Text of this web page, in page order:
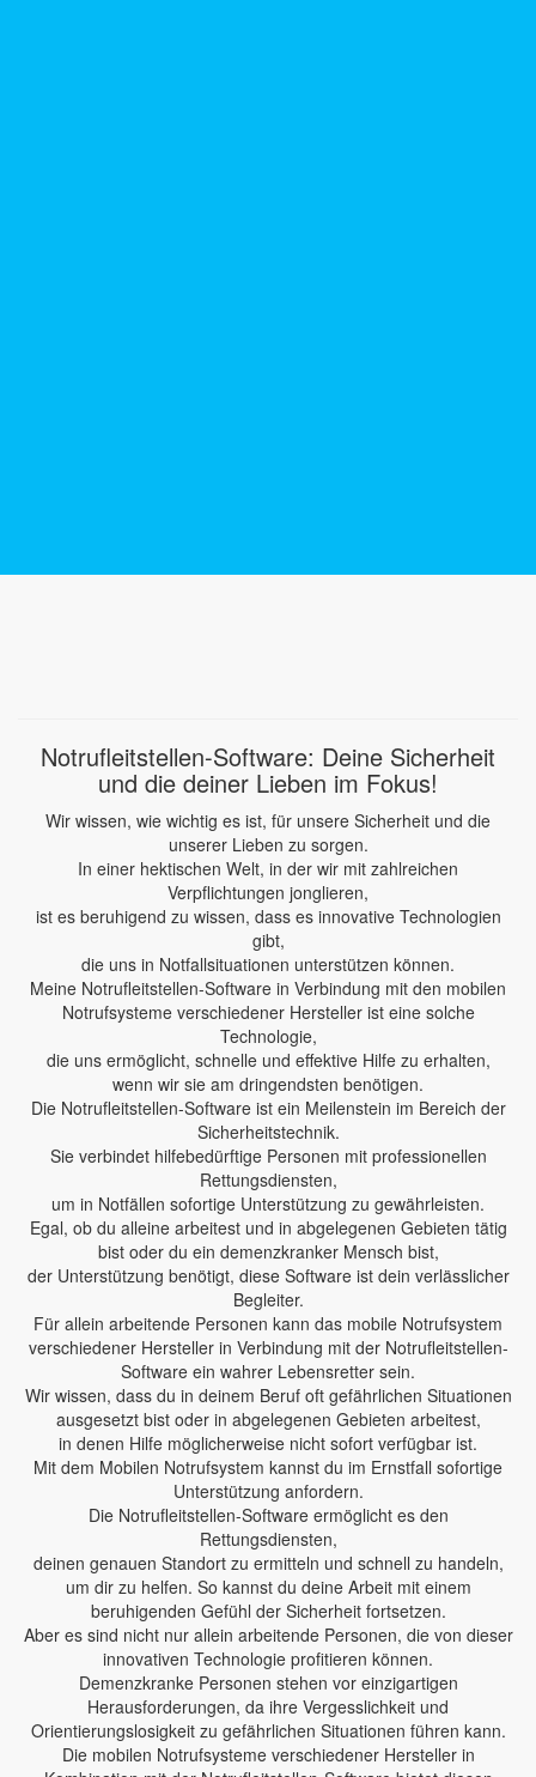
Notrufleitstellen-Software: Deine Sicherheit
und die deiner Lieben im Fokus!
Wir wissen, wie wichtig es ist, für unsere Sicherheit und die
unserer Lieben zu sorgen.
In einer hektischen Welt, in der wir mit zahlreichen
Verpflichtungen jonglieren,
ist es beruhigend zu wissen, dass es innovative Technologien
gibt,
die uns in Notfallsituationen unterstützen können.
Meine Notrufleitstellen-Software in Verbindung mit den mobilen
Notrufsysteme verschiedener Hersteller ist eine solche
Technologie,
die uns ermöglicht, schnelle und effektive Hilfe zu erhalten,
wenn wir sie am dringendsten benötigen.
Die Notrufleitstellen-Software ist ein Meilenstein im Bereich der
Sicherheitstechnik.
Sie verbindet hilfebedürftige Personen mit professionellen
Rettungsdiensten,
um in Notfällen sofortige Unterstützung zu gewährleisten.
Egal, ob du alleine arbeitest und in abgelegenen Gebieten tätig
bist oder du ein demenzkranker Mensch bist,
der Unterstützung benötigt, diese Software ist dein verlässlicher
Begleiter.
Für allein arbeitende Personen kann das mobile Notrufsystem
verschiedener Hersteller in Verbindung mit der Notrufleitstellen-
Software ein wahrer Lebensretter sein.
Wir wissen, dass du in deinem Beruf oft gefährlichen Situationen
ausgesetzt bist oder in abgelegenen Gebieten arbeitest,
in denen Hilfe möglicherweise nicht sofort verfügbar ist.
Mit dem Mobilen Notrufsystem kannst du im Ernstfall sofortige
Unterstützung anfordern.
Die Notrufleitstellen-Software ermöglicht es den
Rettungsdiensten,
deinen genauen Standort zu ermitteln und schnell zu handeln,
um dir zu helfen. So kannst du deine Arbeit mit einem
beruhigenden Gefühl der Sicherheit fortsetzen.
Aber es sind nicht nur allein arbeitende Personen, die von dieser
innovativen Technologie profitieren können.
Demenzkranke Personen stehen vor einzigartigen
Herausforderungen, da ihre Vergesslichkeit und
Orientierungslosigkeit zu gefährlichen Situationen führen kann.
Die mobilen Notrufsysteme verschiedener Hersteller in